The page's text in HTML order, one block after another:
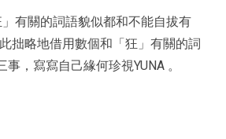
有關的詞語貌似都和不能自拔有
拙略地借用數個和「狂」有關的詞
事，寫寫自己緣何珍視YUNA 。